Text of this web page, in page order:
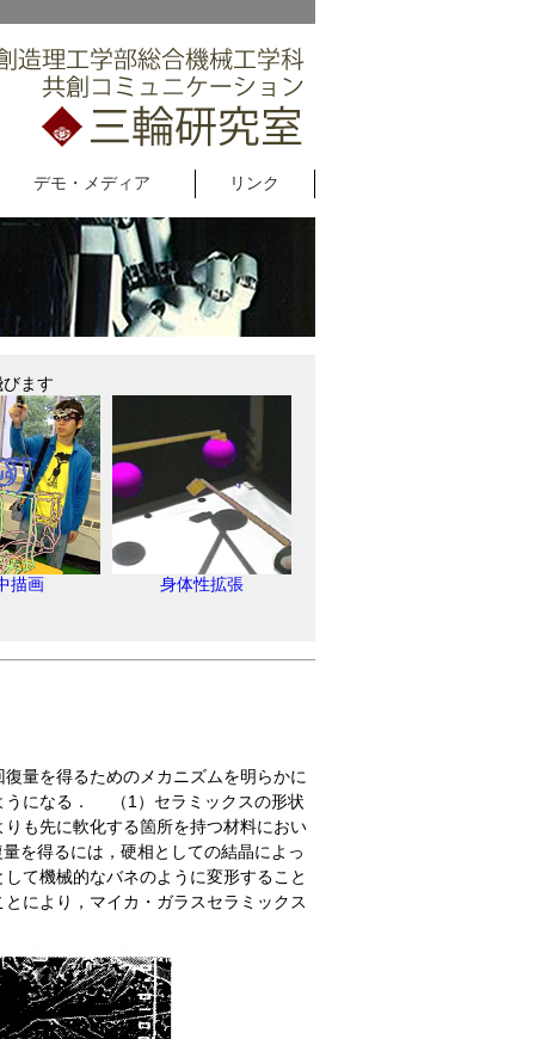
デモ・メディア リンク
ます
描画 身体性拡張
量を得るためのメカニズムを明らかに
うになる． （1）セラミックスの形状
も先に軟化する箇所を持つ材料におい
を得るには，硬相としての結晶によっ
て機械的なバネのように変形すること
により，マイカ・ガラスセラミックス